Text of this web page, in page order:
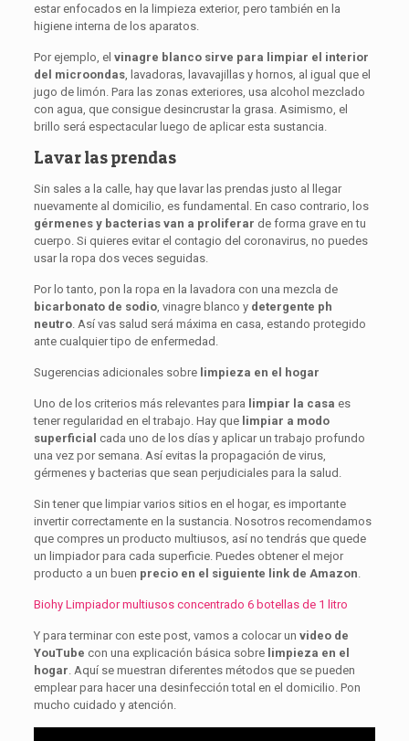
estar enfocados en la limpieza exterior, pero también en la
higiene interna de los aparatos.
Por ejemplo, el vinagre blanco sirve para limpiar el interior
del microondas, lavadoras, lavavajillas y hornos, al igual que el
jugo de limón. Para las zonas exteriores, usa alcohol mezclado
con agua, que consigue desincrustar la grasa. Asimismo, el
brillo será espectacular luego de aplicar esta sustancia.
Lavar las prendas
Sin sales a la calle, hay que lavar las prendas justo al llegar
nuevamente al domicilio, es fundamental. En caso contrario, los
gérmenes y bacterias van a proliferar de forma grave en tu
cuerpo. Si quieres evitar el contagio del coronavirus, no puedes
usar la ropa dos veces seguidas.
Por lo tanto, pon la ropa en la lavadora con una mezcla de
bicarbonato de sodio, vinagre blanco y detergente ph
neutro. Así vas salud será máxima en casa, estando protegido
ante cualquier tipo de enfermedad.
Sugerencias adicionales sobre limpieza en el hogar
Uno de los criterios más relevantes para limpiar la casa es
tener regularidad en el trabajo. Hay que limpiar a modo
superficial cada uno de los días y aplicar un trabajo profundo
una vez por semana. Así evitas la propagación de virus,
gérmenes y bacterias que sean perjudiciales para la salud.
Sin tener que limpiar varios sitios en el hogar, es importante
invertir correctamente en la sustancia. Nosotros recomendamos
que compres un producto multiusos, así no tendrás que quede
un limpiador para cada superficie. Puedes obtener el mejor
producto a un buen precio en el siguiente link de Amazon.
Biohy Limpiador multiusos concentrado 6 botellas de 1 litro
Y para terminar con este post, vamos a colocar un video de
YouTube con una explicación básica sobre limpieza en el
hogar. Aquí se muestran diferentes métodos que se pueden
emplear para hacer una desinfección total en el domicilio. Pon
mucho cuidado y atención.